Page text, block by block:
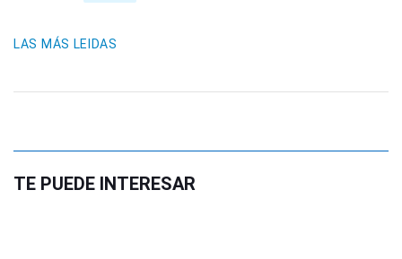
LAS MÁS LEIDAS
TE PUEDE INTERESAR